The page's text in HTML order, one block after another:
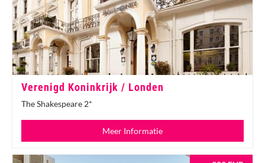
Verenigd Koninkrijk / Londen
The Shakespeare 2*
Meer Informatie